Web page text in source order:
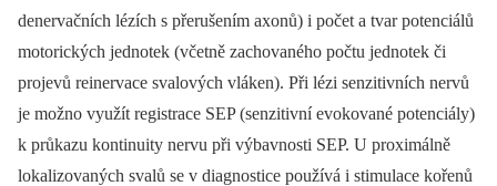
denervačních lézích s přerušením axonů) i počet a tvar potenciálů
motorických jednotek (včetně zachovaného počtu jednotek či
projevů reinervace svalových vláken). Při lézi senzitivních nervů
je možno využít registrace SEP (senzitivní evokované potenciály)
k průkazu kontinuity nervu při výbavnosti SEP. U proximálně
lokalizovaných svalů se v diagnostice používá i stimulace kořenů